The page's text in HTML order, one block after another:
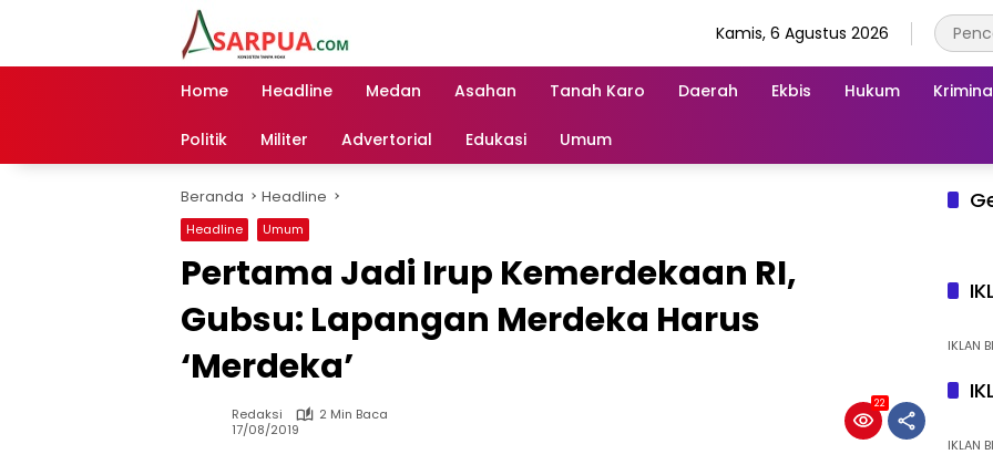
Kamis, 6 Agustus 2026
Home Headline Medan Asahan Tanah Karo Daerah Ekbis Hukum
Politik Militer Advertorial Edukasi Umum
Beranda Headline
Headline Umum
Pertama Jadi Irup Kemerdekaan RI,
Gubsu: Lapangan Merdeka Harus
‘Merdeka’
Redaksi
2 Min Baca
17/08/2019
22
IKLAN BI
IKLAN BI